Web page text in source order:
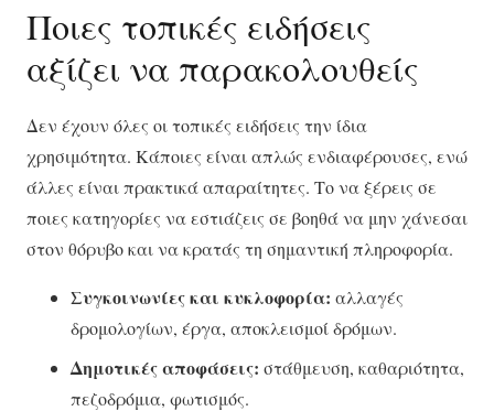
Ποιες τοπικές ειδήσεις
αξίζει να παρακολουθείς
Δεν έχουν όλες οι τοπικές ειδήσεις την ίδια
χρησιμότητα. Κάποιες είναι απλώς ενδιαφέρουσες, ενώ
άλλες είναι πρακτικά απαραίτητες. Το να ξέρεις σε
ποιες κατηγορίες να εστιάζεις σε βοηθά να μην χάνεσαι
στον θόρυβο και να κρατάς τη σημαντική πληροφορία.
Συγκοινωνίες και κυκλοφορία: αλλαγές
δρομολογίων, έργα, αποκλεισμοί δρόμων.
Δημοτικές αποφάσεις: στάθμευση, καθαριότητα,
πεζοδρόμια, φωτισμός.